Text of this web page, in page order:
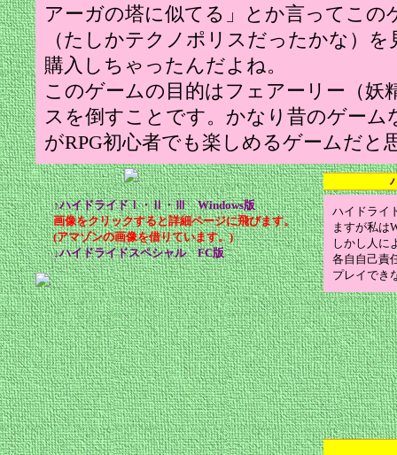
アーガの塔に似てる」とか言ってこの
（たしかテクノポリスだったかな）
購入しちゃったんだよね。
このゲームの目的はフェアーリー（妖
スを倒すことです。かなり昔のゲー
がRPG初心者でも楽しめるゲームだと
↑ハイドライドⅠ・Ⅱ・Ⅲ Windows版
画像をクリックすると詳細ページに飛びます。
(アマゾンの画像を借りています。)
↓ハイドライドスペシャル FC版
ハイドライ
ますが私は
しかし人に
各自自己責
プレイでき